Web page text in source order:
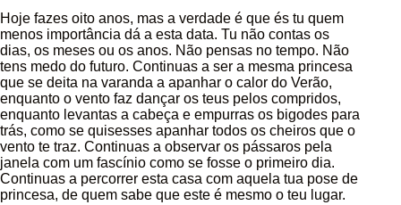
Hoje fazes oito anos, mas a verdade é que és tu quem
menos importância dá a esta data. Tu não contas os
dias, os meses ou os anos. Não pensas no tempo. Não
tens medo do futuro. Continuas a ser a mesma princesa
que se deita na varanda a apanhar o calor do Verão,
enquanto o vento faz dançar os teus pelos compridos,
enquanto levantas a cabeça e empurras os bigodes para
trás, como se quisesses apanhar todos os cheiros que o
vento te traz. Continuas a observar os pássaros pela
janela com um fascínio como se fosse o primeiro dia.
Continuas a percorrer esta casa com aquela tua pose de
princesa, de quem sabe que este é mesmo o teu lugar.